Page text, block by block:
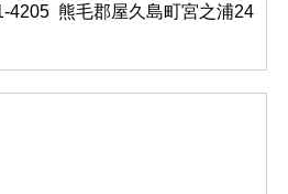
4205 熊毛郡屋久島町宮之浦24